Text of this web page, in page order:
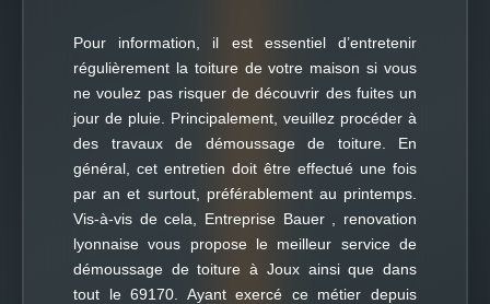
Pour information, il est essentiel d’entretenir
régulièrement la toiture de votre maison si vous
ne voulez pas risquer de découvrir des fuites un
jour de pluie. Principalement, veuillez procéder à
des travaux de démoussage de toiture. En
général, cet entretien doit être effectué une fois
par an et surtout, préférablement au printemps.
Vis-à-vis de cela, Entreprise Bauer , renovation
lyonnaise vous propose le meilleur service de
démoussage de toiture à Joux ainsi que dans
tout le 69170. Ayant exercé ce métier depuis